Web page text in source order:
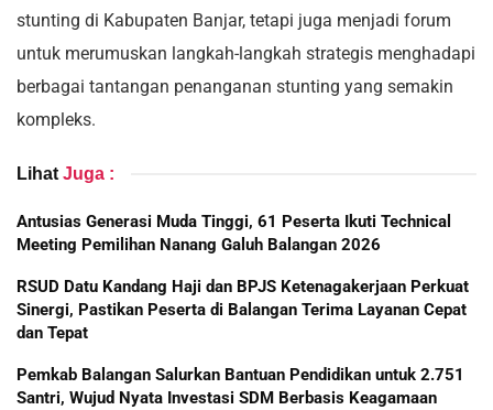
stunting di Kabupaten Banjar, tetapi juga menjadi forum
untuk merumuskan langkah-langkah strategis menghadapi
berbagai tantangan penanganan stunting yang semakin
kompleks.
Lihat Juga :
Antusias Generasi Muda Tinggi, 61 Peserta Ikuti Technical
Meeting Pemilihan Nanang Galuh Balangan 2026
RSUD Datu Kandang Haji dan BPJS Ketenagakerjaan Perkuat
Sinergi, Pastikan Peserta di Balangan Terima Layanan Cepat
dan Tepat
Pemkab Balangan Salurkan Bantuan Pendidikan untuk 2.751
Santri, Wujud Nyata Investasi SDM Berbasis Keagamaan